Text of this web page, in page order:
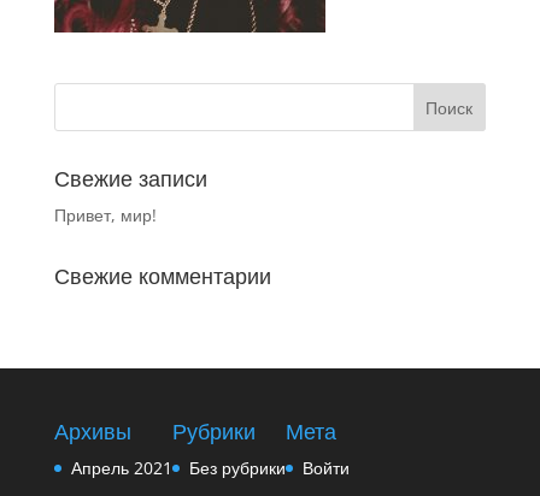
Свежие записи
Привет, мир!
Свежие комментарии
Архивы
Апрель 2021
Рубрики
Без рубрики
Мета
Войти